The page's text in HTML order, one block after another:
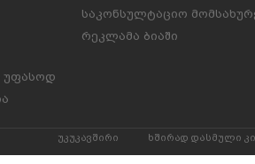
უფასოდ
საკონსულტაციო
რეკლამა ბიაში
უკუკავშირი ხშირად დასმული